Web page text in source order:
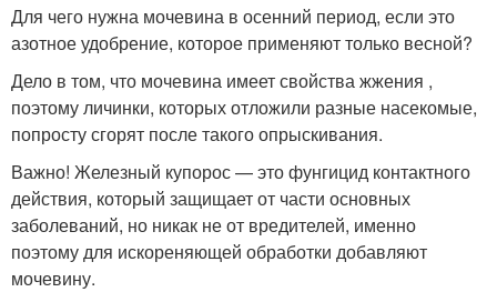
Для чего нужна мочевина в осенний период, если это
азотное удобрение, которое применяют только весной?
Дело в том, что мочевина имеет свойства жжения ,
поэтому личинки, которых отложили разные насекомые,
попросту сгорят после такого опрыскивания.
Важно! Железный купорос — это фунгицид контактного
действия, который защищает от части основных
заболеваний, но никак не от вредителей, именно
поэтому для искореняющей обработки добавляют
мочевину.